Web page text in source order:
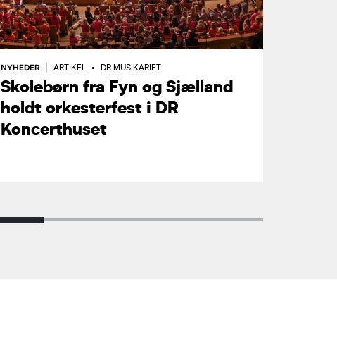
NYHEDER ARTIKEL • DR MUSIKARIET
Skolebørn fra Fyn og Sjælland
holdt orkesterfest i DR
Koncerthuset